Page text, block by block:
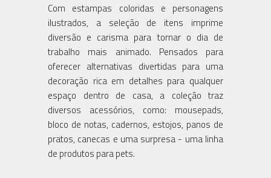
Com estampas coloridas e personagens
ilustrados, a seleção de itens imprime
diversão e carisma para tornar o dia de
trabalho mais animado. Pensados para
oferecer alternativas divertidas para uma
decoração rica em detalhes para qualquer
espaço dentro de casa, a coleção traz
diversos acessórios, como: mousepads,
bloco de notas, cadernos, estojos, panos de
pratos, canecas e uma surpresa - uma linha
de produtos para pets.